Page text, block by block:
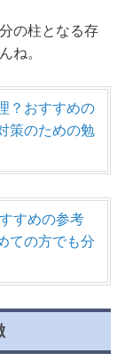
の柱となる存
ね。
？おすすめの
策のための勉
すめの参考
ての方でも分